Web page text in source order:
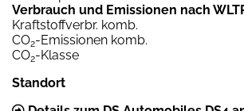
Verbrauch und Emissionen nach
Kraftstoffverbr. komb.
CO2-Emissionen komb.
CO2-Klasse
Standort